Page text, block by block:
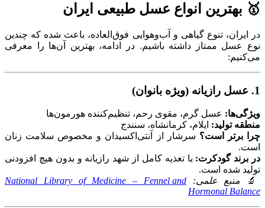
🥇 بهترین انواع عسل طبیعی ایران
در ایران، تنوع گیاهی و آب‌وهوایی فوق‌العاده، باعث شده که چندین
نوع عسل ممتاز داشته باشیم. در ادامه، بهترین آن‌ها را معرفی
می‌کنیم:
1. عسل رازیانه (ویژه بانوان)
ویژگی‌ها: عسل گرم، مقوی رحم، تنظیم‌کننده هورمون‌ها
منطقه تولید: ایلام، کرمانشاه، سنندج
چرا برتر است؟ سرشار از آنتی‌اکسیدان و مخصوص سلامت زنان
است.
در برند گودکرت: با تغذیه کامل از شهد رازیانه و بدون هیچ افزودنی
تولید شده است.
🔬 منبع علمی:National Library of Medicine – Fennel and
Hormonal Balance